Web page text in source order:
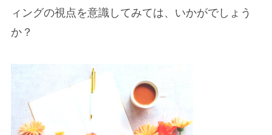
ィングの視点を意識してみては、いかがでしょう
か？